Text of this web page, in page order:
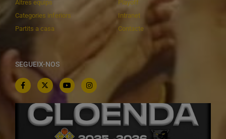
Altres equips
Categories inferiors
Partits a casa
Playoff
Intranet
Contacte
SEGUEIX-NOS